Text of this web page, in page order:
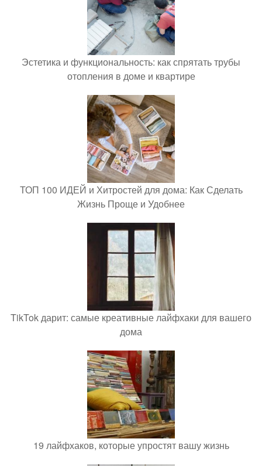
Эстетика и функциональность: как спрятать трубы
отопления в доме и квартире
ТОП 100 ИДЕЙ и Хитростей для дома: Как Сделать
Жизнь Проще и Удобнее
TikTok дарит: самые креативные лайфхаки для вашего
дома
19 лайфхаков, которые упростят вашу жизнь